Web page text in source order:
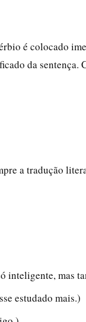
é colocado
da sentença.
a tradução
inteligente, mas
estudado mais.)